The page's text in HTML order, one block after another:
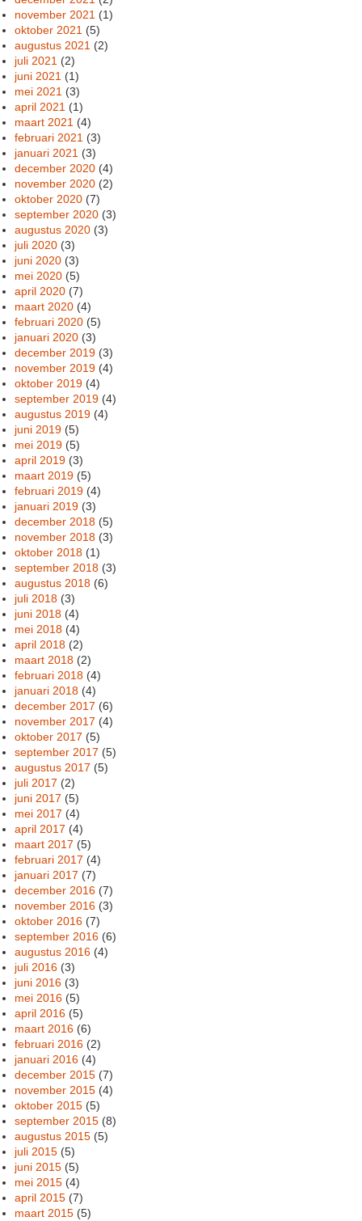
november 2021 (1)
oktober 2021 (5)
augustus 2021 (2)
juli 2021 (2)
juni 2021 (1)
mei 2021 (3)
april 2021 (1)
maart 2021 (4)
februari 2021 (3)
januari 2021 (3)
december 2020 (4)
november 2020 (2)
oktober 2020 (7)
september 2020 (3)
augustus 2020 (3)
juli 2020 (3)
juni 2020 (3)
mei 2020 (5)
april 2020 (7)
maart 2020 (4)
februari 2020 (5)
januari 2020 (3)
december 2019 (3)
november 2019 (4)
oktober 2019 (4)
september 2019 (4)
augustus 2019 (4)
juni 2019 (5)
mei 2019 (5)
april 2019 (3)
maart 2019 (5)
februari 2019 (4)
januari 2019 (3)
december 2018 (5)
november 2018 (3)
oktober 2018 (1)
september 2018 (3)
augustus 2018 (6)
juli 2018 (3)
juni 2018 (4)
mei 2018 (4)
april 2018 (2)
maart 2018 (2)
februari 2018 (4)
januari 2018 (4)
december 2017 (6)
november 2017 (4)
oktober 2017 (5)
september 2017 (5)
augustus 2017 (5)
juli 2017 (2)
juni 2017 (5)
mei 2017 (4)
april 2017 (4)
maart 2017 (5)
februari 2017 (4)
januari 2017 (7)
december 2016 (7)
november 2016 (3)
oktober 2016 (7)
september 2016 (6)
augustus 2016 (4)
juli 2016 (3)
juni 2016 (3)
mei 2016 (5)
april 2016 (5)
maart 2016 (6)
februari 2016 (2)
januari 2016 (4)
december 2015 (7)
november 2015 (4)
oktober 2015 (5)
september 2015 (8)
augustus 2015 (5)
juli 2015 (5)
juni 2015 (5)
mei 2015 (4)
april 2015 (7)
maart 2015 (5)